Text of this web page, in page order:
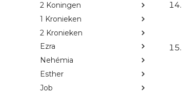
2 Koningen
1 Kronieken
2 Kronieken
Ezra
Nehémia
Esther
Job